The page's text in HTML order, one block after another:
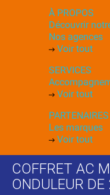
À PROPOS
Découvrir
Nos agences
Voir tout
SERVICES
Voir tout
PARTENAIRES
Les marques
Voir tout
COFFRET AC
ONDULEUR